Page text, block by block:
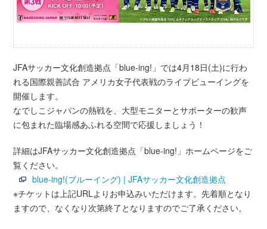
JFAサッカー文化創造拠点「blue-ing!」では4月18日(土)に行わ
れる国際親善試合 アメリカ女子代表戦のライブビューイングを
開催します。
なでしこジャパンの熱戦を、大型モニターとサポーターの歓声
に包まれた臨場感あふれる空間で応援しましょう！
詳細はJFAサッカー文化創造拠点「blue-ing!」ホームページをご
覧ください。
blue-ing!(ブルーイング) | JFAサッカー文化創造拠点
※チケットは上記URLよりお申込みいただけます。先着順となり
ますので、なくなり次第終了となりますのでご了承ください。